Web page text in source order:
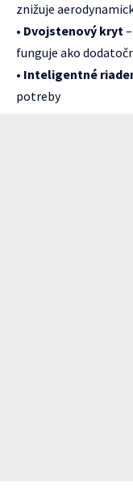
znižuje
• Dvojstenový kryt
funguje ako
• Inteligentné
potreby